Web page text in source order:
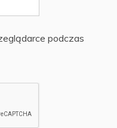
podczas